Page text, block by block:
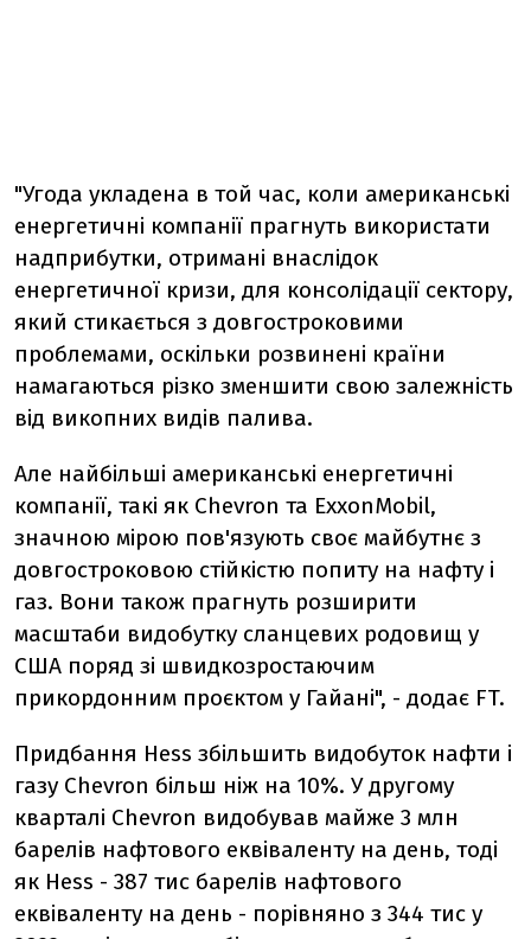
"Угода укладена в той час, коли американські
енергетичні компанії прагнуть використати
надприбутки, отримані внаслідок
енергетичної кризи, для консолідації сектору,
який стикається з довгостроковими
проблемами, оскільки розвинені країни
намагаються різко зменшити свою залежність
від викопних видів палива.
Але найбільші американські енергетичні
компанії, такі як Chevron та ExxonMobil,
значною мірою пов'язують своє майбутнє з
довгостроковою стійкістю попиту на нафту і
газ. Вони також прагнуть розширити
масштаби видобутку сланцевих родовищ у
США поряд зі швидкозростаючим
прикордонним проєктом у Гайані", - додає FT.
Придбання Hess збільшить видобуток нафти і
газу Chevron більш ніж на 10%. У другому
кварталі Chevron видобував майже 3 млн
барелів нафтового еквіваленту на день, тоді
як Hess - 387 тис барелів нафтового
еквіваленту на день - порівняно з 344 тис у